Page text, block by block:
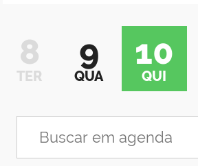
8
TER
9
QUA
10
QUI